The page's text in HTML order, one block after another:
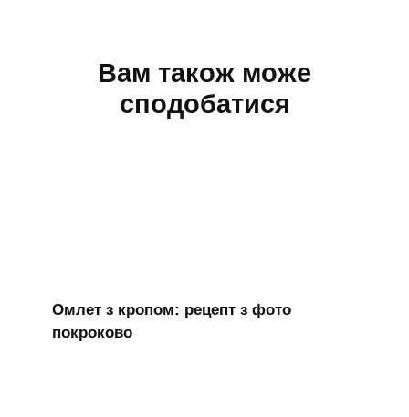
Вам також може
сподобатися
Омлет з кропом: рецепт з фото
покроково